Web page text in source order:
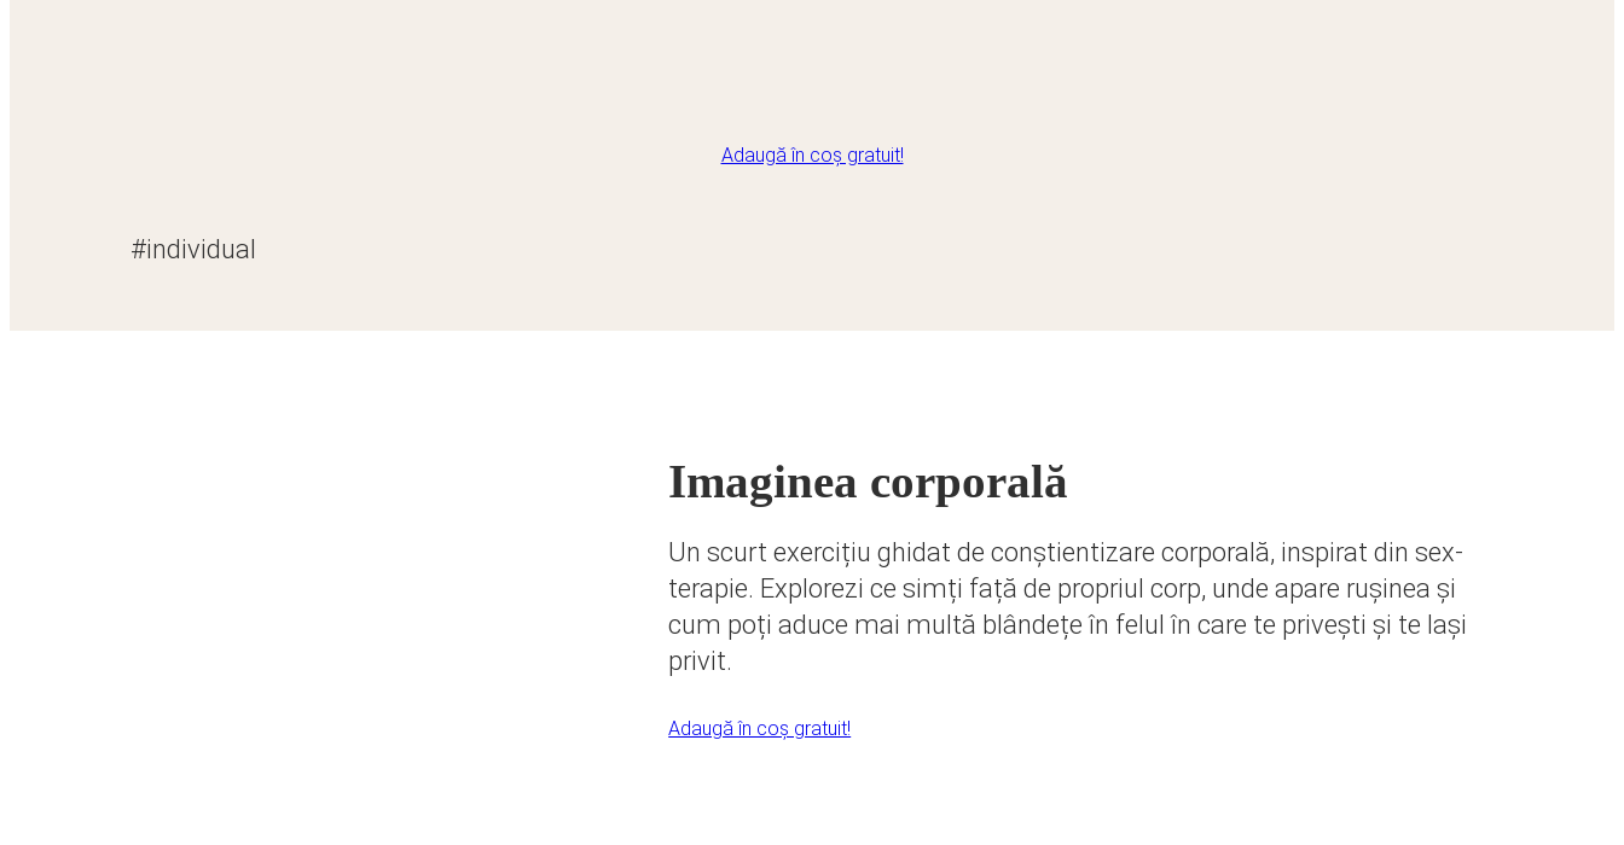
Adaugă în coș gratuit!
#individual
Imaginea corporală
Un scurt exercițiu ghidat de conștientizare corporală, inspirat din sex-
terapie. Explorezi ce simți față de propriul corp, unde apare rușinea și
cum poți aduce mai multă blândețe în felul în care te privești și te lași
privit.
Adaugă în coș gratuit!